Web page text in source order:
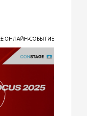
ОНЛАЙН-СОБЫТИЕ